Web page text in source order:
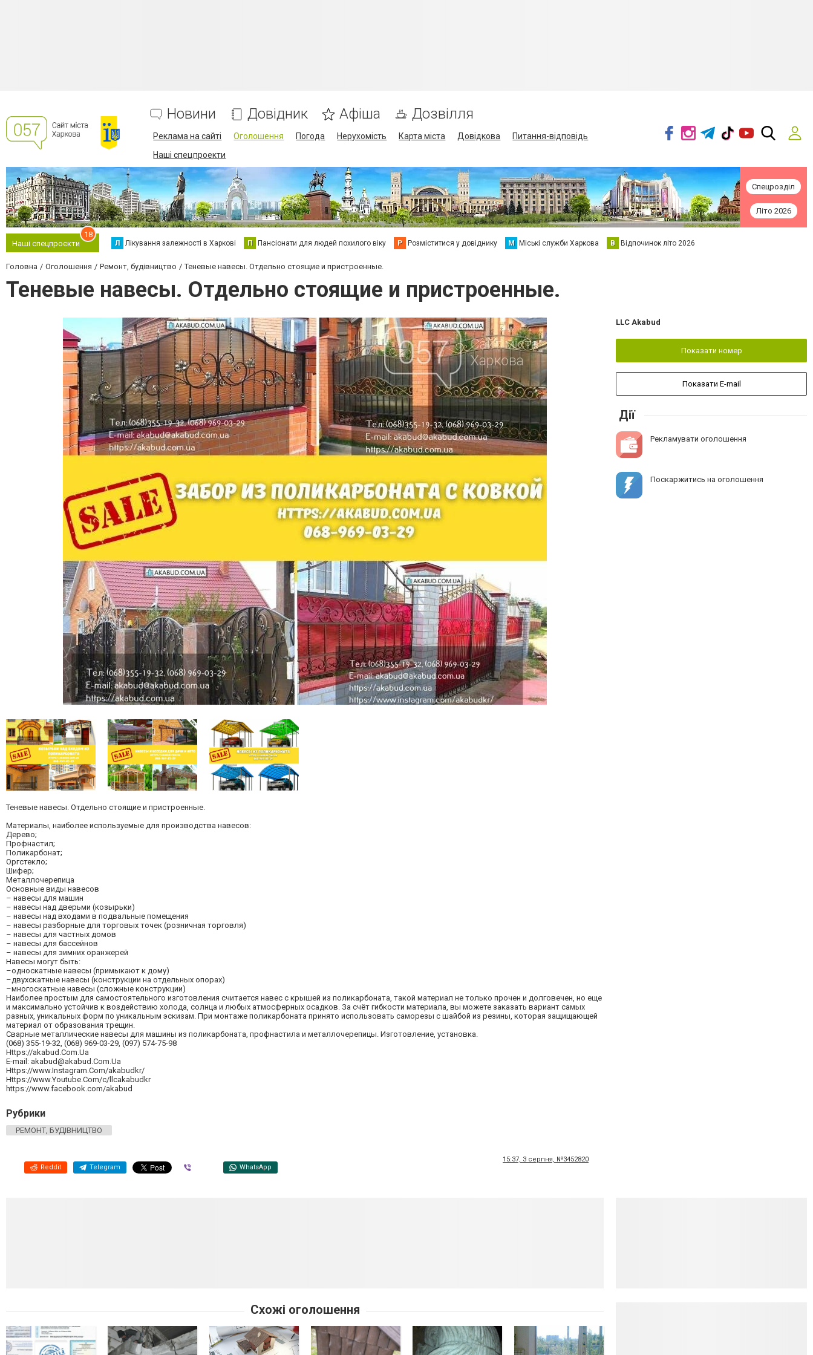
Новини Довідник Афіша Дозвілля
Реклама на сайті Оголошення Погода Нерухомість Карта міста Довідкова
Питання-відповідь
Наші спецпроекти
Спецрозділ
Літо 2026
Наші спецпроєкти
18
Л Лікування залежності в Харкові П Пансіонати для людей похилого віку Р Розміститися у довіднику М Міські служби Харкова В Відпочинок літо 2026
Головна Оголошення Ремонт, будівництво Теневые навесы. Отдельно стоящие и пристроенные.
Теневые навесы. Отдельно стоящие и пристроенные.
Теневые навесы. Отдельно стоящие и пристроенные.
Материалы, наиболее используемые для производства навесов:
Дерево;
Профнастил;
Поликарбонат;
Оргстекло;
Шифер;
Металлочерепица
Основные виды навесов
– навесы для машин
– навесы над дверьми (козырьки)
– навесы над входами в подвальные помещения
– навесы разборные для торговых точек (розничная торговля)
– навесы для частных домов
– навесы для бассейнов
– навесы для зимних оранжерей
Навесы могут быть:
–односкатные навесы (примыкают к дому)
–двухскатные навесы (конструкции на отдельных опорах)
–многоскатные навесы (сложные конструкции)
Наиболее простым для самостоятельного изготовления считается навес с крышей из поликарбоната, такой материал не только прочен и долговечен, но еще
и максимально устойчив к воздействию холода, солнца и любых атмосферных осадков. За счёт гибкости материала, вы можете заказать вариант самых
разных, уникальных форм по уникальным эскизам. При монтаже поликарбоната принято использовать саморезы с шайбой из резины, которая защищающей
материал от образования трещин.
Сварные металлические навесы для машины из поликарбоната, профнастила и металлочерепицы. Изготовление, установка.
(068) 355-19-32, (068) 969-03-29, (097) 574-75-98
Https://akabud.Com.Ua
E-mail: akabud@akabud.Com.Ua
Https://www.Instagram.Com/akabudkr/
Https://www.Youtube.Com/c/llcakabudkr ⠀
https://www.facebook.com/akabud
Рубрики
РЕМОНТ, БУДІВНИЦТВО
Reddit Telegram WhatsApp
15:37, 3 серпня, №3452820
LLC Akabud
Показати номер
Показати E-mail
Дії
Рекламувати оголошення
Поскаржитись на оголошення
Схожі оголошення